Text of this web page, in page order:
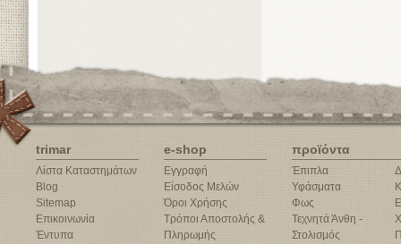
trimar
Λίστα Καταστημάτων
Blog
Sitemap
Επικοινωνία
Έντυπα
e-shop
Εγγραφή
Είσοδος Μελών
Όροι Χρήσης
Τρόποι Αποστολής &
Πληρωμής
προϊόντα
Έπιπλα
Υφάσματα
Φως
Τεχνητά Άνθη -
Στολισμός